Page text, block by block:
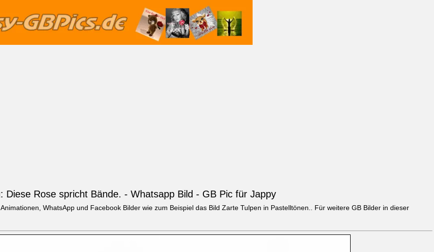
Diese Rose spricht Bände. - Whatsapp Bild - GB Pic für Jappy
WhatsApp und Facebook Bilder wie zum Beispiel das Bild Zarte Tulpen in Pastelltönen.
. Für weitere GB Bilder in dieser